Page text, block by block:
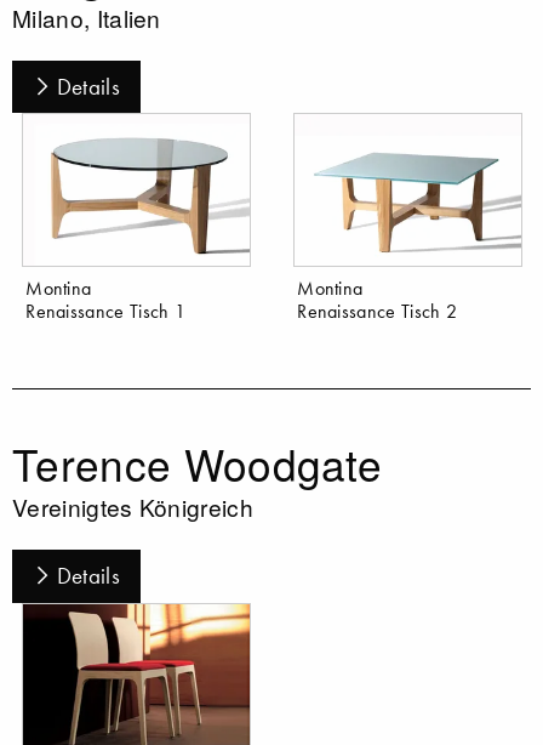
Milano, Italien
Details
Montina
Renaissance Tisch 1
Montina
Renaissance Tisch 2
Terence Woodgate
Vereinigtes Königreich
Details